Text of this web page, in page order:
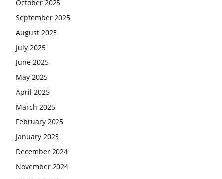
October 2025
September 2025
August 2025
July 2025
June 2025
May 2025
April 2025
March 2025
February 2025
January 2025
December 2024
November 2024